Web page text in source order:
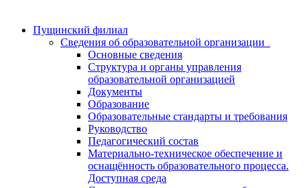
Пущинский филиал
Сведения об образовательной организации
Основные сведения
Структура и органы управления
образовательной организацией
Документы
Образование
Образовательные стандарты и требования
Руководство
Педагогический состав
Материально-техническое обеспечение и
оснащённость образовательного процесса.
Доступная среда